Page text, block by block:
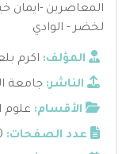
المعاصرين -ايمان
لخضر - الوادي
المؤلف: اكرم
الناشر: جامعة
الأقسام: علوم
عدد الصفحات: